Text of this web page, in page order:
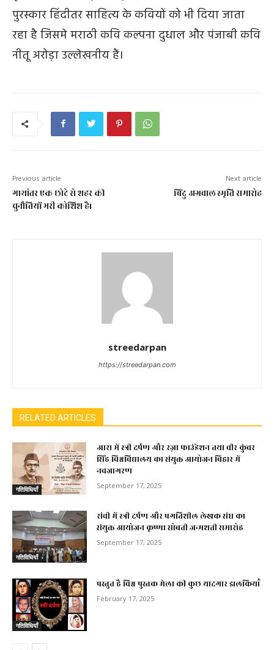
पुरस्कार हिंदीतर साहित्य के कवियों को भी दिया जाता
रहा है जिसमे मराठी कवि कल्पना दुधाल और पंजाबी कवि
नीतू अरोड़ा उल्लेखनीय हैं।
Previous article
गाथांतर एक छोटे से शहर की
चुनौतियों भरी कोशिश है।
Next article
बिंदु अग्रवाल स्मृति समारोह
streedarpan
https://streedarpan.com
RELATED ARTICLES
गतिविधियाँ
आरा में स्त्री दर्पण और रज़ा फाउंडेशन तथा वीर कुंवर
सिंह विश्वविद्यालय का संयुक्त आयोजन बिहार में
नवजागरण
September 17, 2025
गतिविधियाँ
रांची में स्त्री दर्पण और प्रगतिशील लेखक संघ का
संयुक्त आयोजन कृष्णा सोबती जन्मशती समारोह
September 17, 2025
गतिविधियाँ
प्रस्तुत है विश्व पुस्तक मेला की कुछ यादगार झलकियाॅं
February 17, 2025